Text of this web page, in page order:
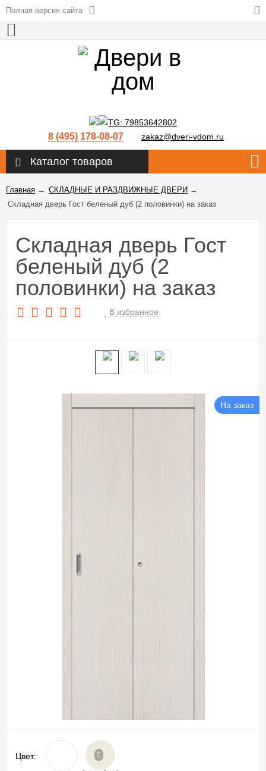
Полная версия сайта
8 (495) 178-08-07 zakaz@dveri-vdom.ru
Каталог товаров
Главная → СКЛАДНЫЕ И РАЗДВИЖНЫЕ ДВЕРИ →
Складная дверь Гост беленый дуб (2 половинки) на заказ
Складная дверь Гост
беленый дуб (2
половинки) на заказ
В избранное
На заказ
Цвет: